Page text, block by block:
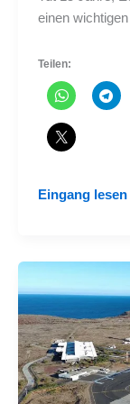
einen
Teilen:
Galapagos,
des
ökologischen
Flughafens
der
Welt
Eingang lesen